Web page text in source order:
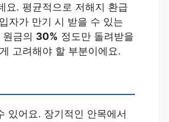
요. 평균적으로 저해지 환급
자가 만기 시 받을 수 있는
금의 30% 정도만 돌려받을
고려해야 할 부분이에요.
있어요. 장기적인 안목에서